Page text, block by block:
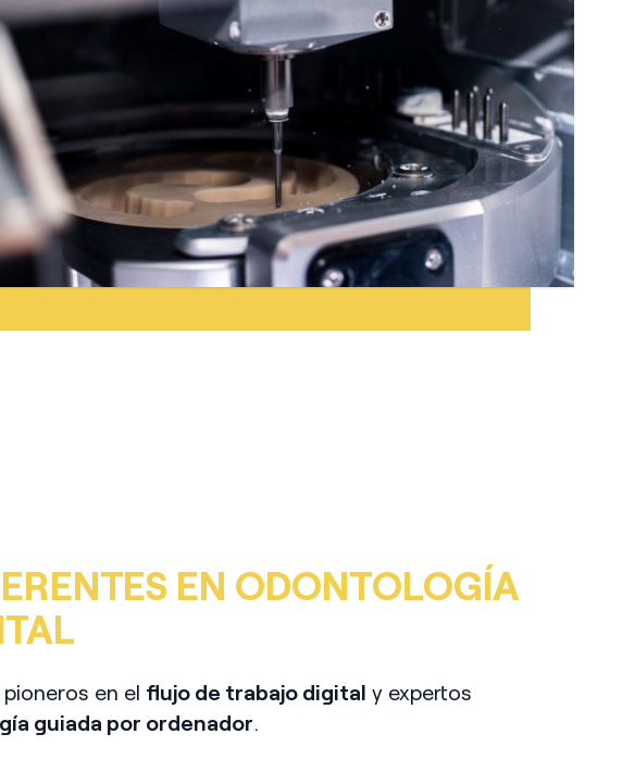
EN ODONTOLOGÍA
en el flujo de trabajo digital y expertos
guiada por ordenador.